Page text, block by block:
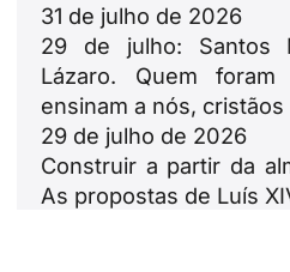
31 de julho de 2026
29 de julho: Santos
Lázaro. Quem
ensinam a nós, cristãos
29 de julho de 2026
Construir a partir da
As propostas de Luís